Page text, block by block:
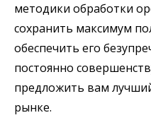
методики обработки
сохранить максимум
обеспечить его
постоянно
предложить вам
рынке.